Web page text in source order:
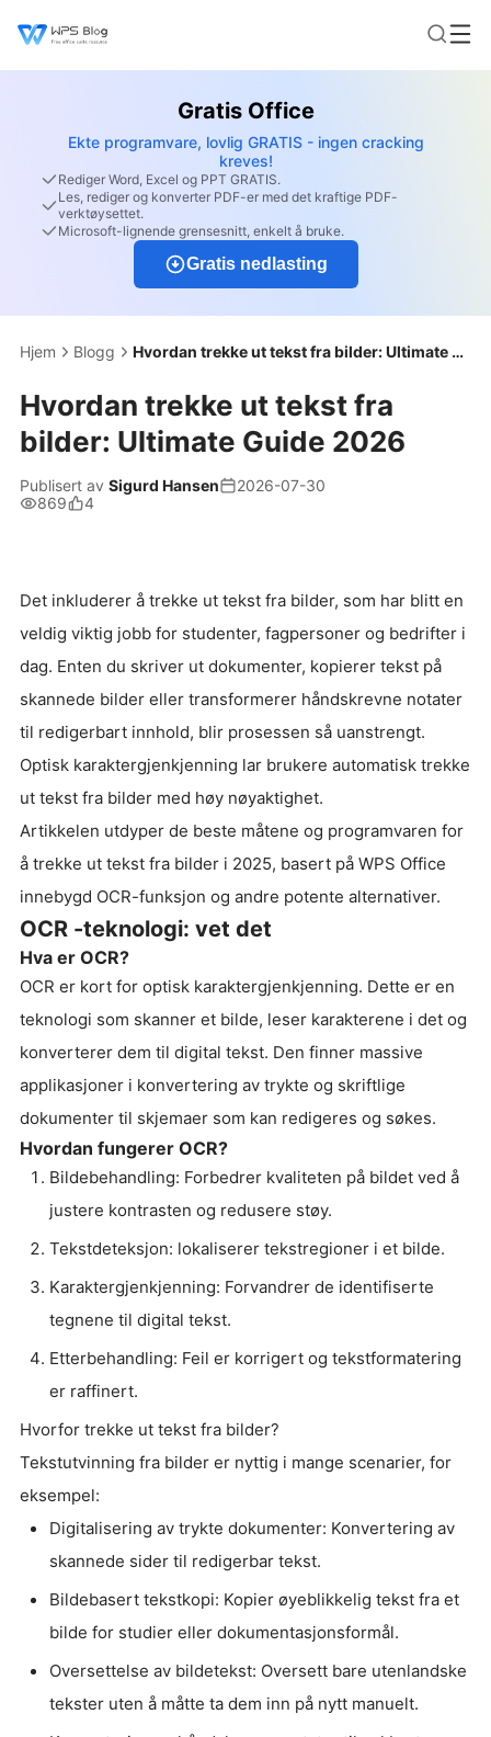
Gratis Office
Ekte programvare, lovlig GRATIS - ingen cracking
kreves!
Rediger Word, Excel og PPT GRATIS.
Les, rediger og konverter PDF-er med det kraftige PDF-
verktøysettet.
Microsoft-lignende grensesnitt, enkelt å bruke.
Gratis nedlasting
Hjem Blogg Hvordan trekke ut tekst fra bilder: Ultimate Guide 2026
Hvordan trekke ut tekst fra
bilder: Ultimate Guide 2026
Publisert av Sigurd Hansen
2026-07-30
869
4
Det inkluderer å trekke ut tekst fra bilder, som har blitt en
veldig viktig jobb for studenter, fagpersoner og bedrifter i
dag. Enten du skriver ut dokumenter, kopierer tekst på
skannede bilder eller transformerer håndskrevne notater
til redigerbart innhold, blir prosessen så uanstrengt.
Optisk karaktergjenkjenning lar brukere automatisk trekke
ut tekst fra bilder med høy nøyaktighet.
Artikkelen utdyper de beste måtene og programvaren for
å trekke ut tekst fra bilder i 2025, basert på WPS Office
innebygd OCR-funksjon og andre potente alternativer.
OCR -teknologi: vet det
Hva er OCR?
OCR er kort for optisk karaktergjenkjenning. Dette er en
teknologi som skanner et bilde, leser karakterene i det og
konverterer dem til digital tekst. Den finner massive
applikasjoner i konvertering av trykte og skriftlige
dokumenter til skjemaer som kan redigeres og søkes.
Hvordan fungerer OCR?
Bildebehandling: Forbedrer kvaliteten på bildet ved å
justere kontrasten og redusere støy.
Tekstdeteksjon: lokaliserer tekstregioner i et bilde.
Karaktergjenkjenning: Forvandrer de identifiserte
tegnene til digital tekst.
Etterbehandling: Feil er korrigert og tekstformatering
er raffinert.
Hvorfor trekke ut tekst fra bilder?
Tekstutvinning fra bilder er nyttig i mange scenarier, for
eksempel:
Digitalisering av trykte dokumenter: Konvertering av
skannede sider til redigerbar tekst.
Bildebasert tekstkopi: Kopier øyeblikkelig tekst fra et
bilde for studier eller dokumentasjonsformål.
Oversettelse av bildetekst: Oversett bare utenlandske
tekster uten å måtte ta dem inn på nytt manuelt.